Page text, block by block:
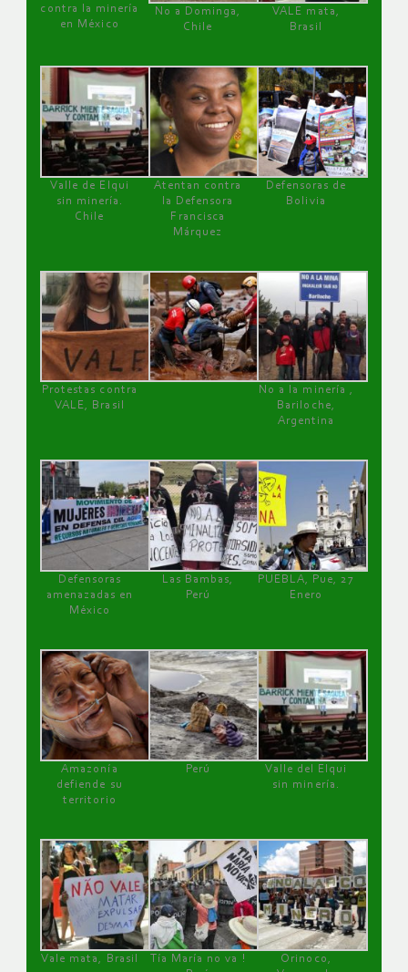
contra la minería
en México
No a Dominga,
Chile
VALE mata,
Brasil
Valle de Elqui
sin minería.
Chile
Atentan contra
la Defensora
Francisca
Márquez
Defensoras de
Bolivia
Protestas contra
VALE, Brasil
No a la minería ,
Bariloche,
Argentina
Defensoras
amenazadas en
México
Las Bambas,
Perú
PUEBLA, Pue, 27
Enero
Amazonía
defiende su
territorio
Perú
Valle del Elqui
sin minería.
Vale mata, Brasil
Tía María no va !
Orinoco,